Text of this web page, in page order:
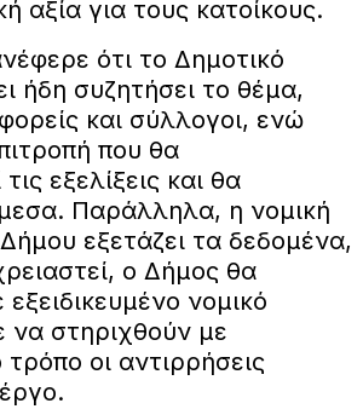
αξία για τους κατοίκους.
ότι το Δημοτικό
ήδη συζητήσει το θέμα,
και σύλλογοι, ενώ
που θα
εξελίξεις και θα
Παράλληλα, η νομική
εξετάζει τα δεδομένα,
ο Δήμος θα
νομικό
να στηριχθούν με
οι αντιρρήσεις